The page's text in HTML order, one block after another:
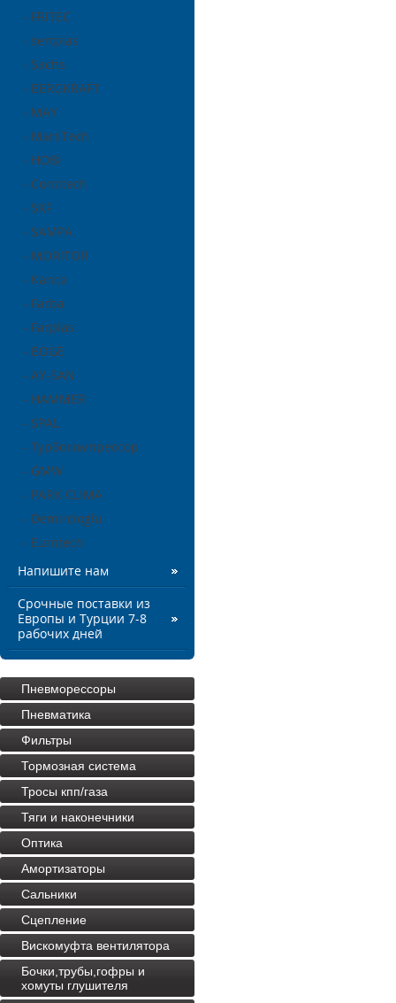
- FRITEC
- sertplas
- Sachs
- BERGKRAFT
- MAY
- MarsTech
- HOBI
- Contitech
- SKF
- SAMPA
- MORITOR
- Kanca
- Farba
- Farplas
- BOGE
- AY-SAN
- HAMMER
- SPAL
- Турбокомпрессор
- GMW
- PARK CLIMA
- Demircioglu
- Eurotech
Напишите нам
Срочные поставки из
Европы и Турции 7-8
рабочих дней
Пневморессоры
Пневматика
Фильтры
Тормозная система
Тросы кпп/газа
Тяги и наконечники
Оптика
Амортизаторы
Сальники
Сцепление
Вискомуфта вентилятора
Бочки,трубы,гофры и
хомуты глушителя